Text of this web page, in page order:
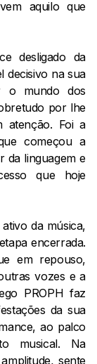
aquilo que
desligado da
decisivo na sua
o mundo dos
por lhe
atenção. Foi a
começou a
da linguagem e
que hoje
da música,
encerrada.
em repouso,
vozes e a
PROPH faz
da sua
ao palco
musical. Na
sente